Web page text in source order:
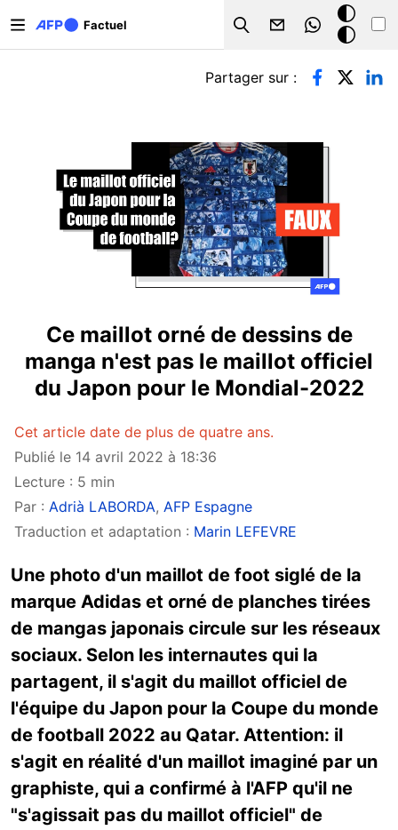
Factuel
Search
Mode
sombre
Onglets principaux
Partager sur :
Ce maillot orné de dessins de
manga n'est pas le maillot officiel
du Japon pour le Mondial-2022
Cet article date de plus de quatre ans.
Publié le 14 avril 2022 à 18:36
Lecture : 5 min
Par : Adrià LABORDA, AFP Espagne
Traduction et adaptation : Marin LEFEVRE
Une photo d'un maillot de foot siglé de la
marque Adidas et orné de planches tirées
de mangas japonais circule sur les réseaux
sociaux. Selon les internautes qui la
partagent, il s'agit du maillot officiel de
l'équipe du Japon pour la Coupe du monde
de football 2022 au Qatar. Attention: il
s'agit en réalité d'un maillot imaginé par un
graphiste, qui a confirmé à l'AFP qu'il ne
"s'agissait pas du maillot officiel" de